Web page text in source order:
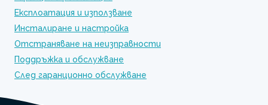
Експлоатация и използване
Инсталиране и настройка
Отстраняване на неизправности
Поддръжка и обслужване
След гаранционно обслужване